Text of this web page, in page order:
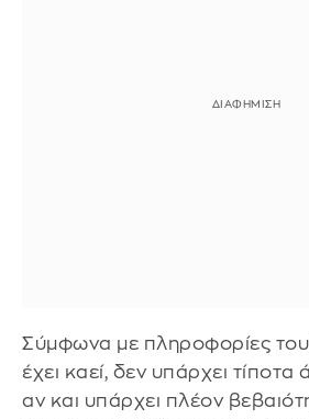
Σύμφωνα με πληροφορίες του
έχει καεί, δεν υπάρχει τίποτα
αν και υπάρχει πλέον